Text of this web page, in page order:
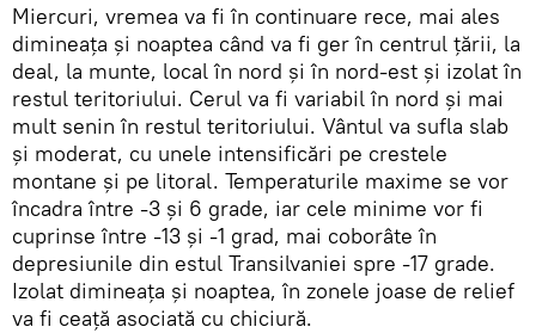
Miercuri, vremea va fi în continuare rece, mai ales
dimineața și noaptea când va fi ger în centrul țării, la
deal, la munte, local în nord și în nord-est și izolat în
restul teritoriului. Cerul va fi variabil în nord și mai
mult senin în restul teritoriului. Vântul va sufla slab
și moderat, cu unele intensificări pe crestele
montane și pe litoral. Temperaturile maxime se vor
încadra între -3 și 6 grade, iar cele minime vor fi
cuprinse între -13 și -1 grad, mai coborâte în
depresiunile din estul Transilvaniei spre -17 grade.
Izolat dimineața și noaptea, în zonele joase de relief
va fi ceață asociată cu chiciură.